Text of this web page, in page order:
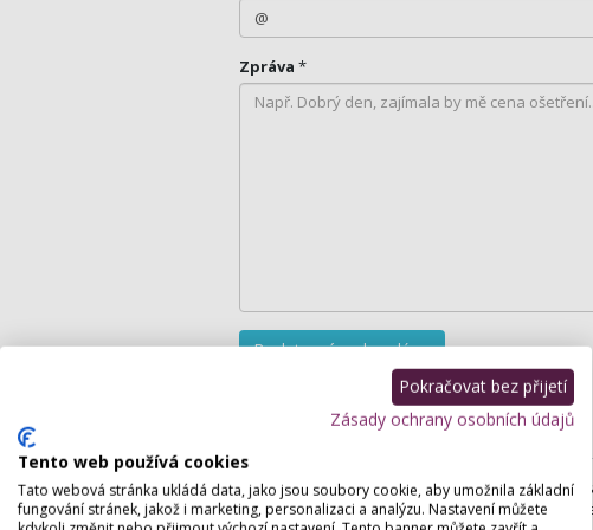
Zpráva *
Podrobný popis
Nabízím služby permanentní prodlužování řas
revoluční metodu v boji proti vráskám ošetření
Pokračovat bez přijetí
Zásady ochrany osobních údajů
Tento web používá cookies
Tato webová stránka ukládá data, jako jsou soubory cookie, aby umožnila základní
fungování stránek, jakož i marketing, personalizaci a analýzu. Nastavení můžete